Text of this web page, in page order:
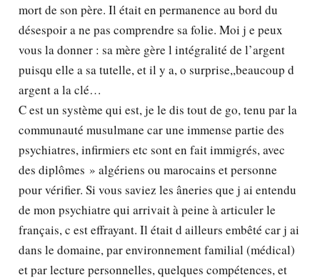
mort de son père. Il était en permanence au bord du
désespoir a ne pas comprendre sa folie. Moi j e peux
vous la donner : sa mère gère l intégralité de l’argent
puisqu elle a sa tutelle, et il y a, o surprise,,beaucoup d
argent a la clé…
C est un système qui est, je le dis tout de go, tenu par la
communauté musulmane car une immense partie des
psychiatres, infirmiers etc sont en fait immigrés, avec
des diplômes » algériens ou marocains et personne
pour vérifier. Si vous saviez les âneries que j ai entendu
de mon psychiatre qui arrivait à peine à articuler le
français, c est effrayant. Il était d ailleurs embêté car j ai
dans le domaine, par environnement familial (médical)
et par lecture personnelles, quelques compétences, et